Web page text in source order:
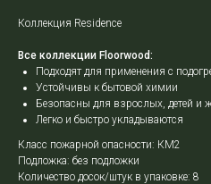
Коллекция Residence
Все коллекции Floorwood:
Подходят для применения с
Устойчивы к бытовой химии
Безопасны для взрослых, детей и
Легко и быстро укладываются
Класс пожарной опасности: КМ2
Подложка: без подложки
Количество досок/штук в упаковке: 8